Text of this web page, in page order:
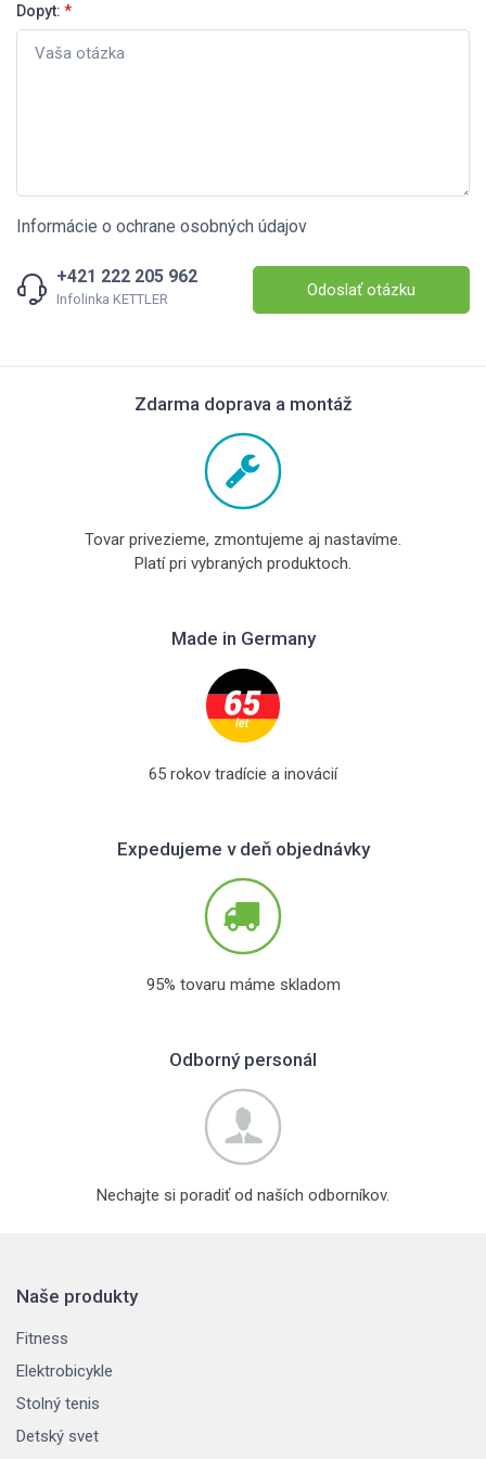
Dopyt: *
Informácie o ochrane osobných údajov
+421 222 205 962
Infolinka KETTLER Odoslať otázku
Zdarma doprava a montáž
Tovar privezieme, zmontujeme aj nastavíme.
Platí pri vybraných produktoch.
Made in Germany
65 rokov tradície a inovácií
Expedujeme v deň objednávky
95% tovaru máme skladom
Odborný personál
Nechajte si poradiť od naších odborníkov.
Naše produkty
Fitness
Elektrobicykle
Stolný tenis
Detský svet